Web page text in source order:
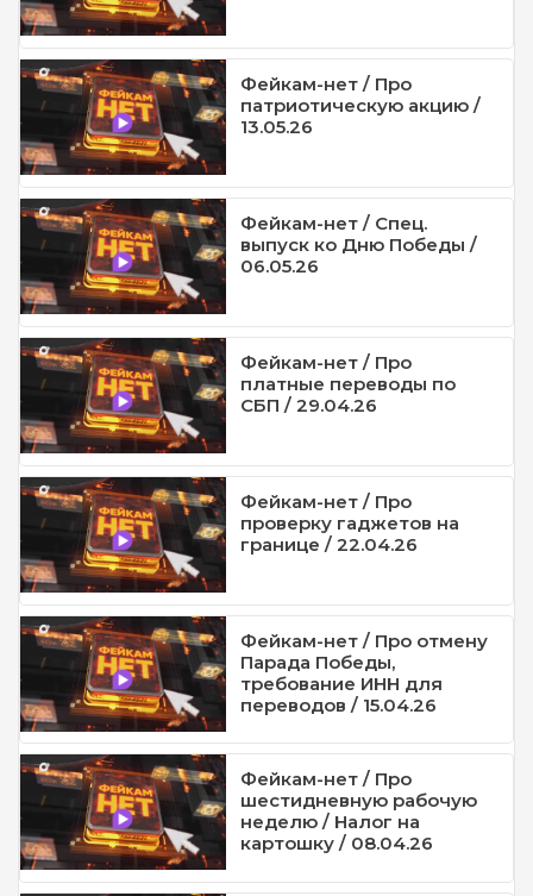
Фейкам-нет / Про
патриотическую акцию /
13.05.26
Фейкам-нет / Спец.
выпуск ко Дню Победы /
06.05.26
Фейкам-нет / Про
платные переводы по
СБП / 29.04.26
Фейкам-нет / Про
проверку гаджетов на
границе / 22.04.26
Фейкам-нет / Про отмену
Парада Победы,
требование ИНН для
переводов / 15.04.26
Фейкам-нет / Про
шестидневную рабочую
неделю / Налог на
картошку / 08.04.26